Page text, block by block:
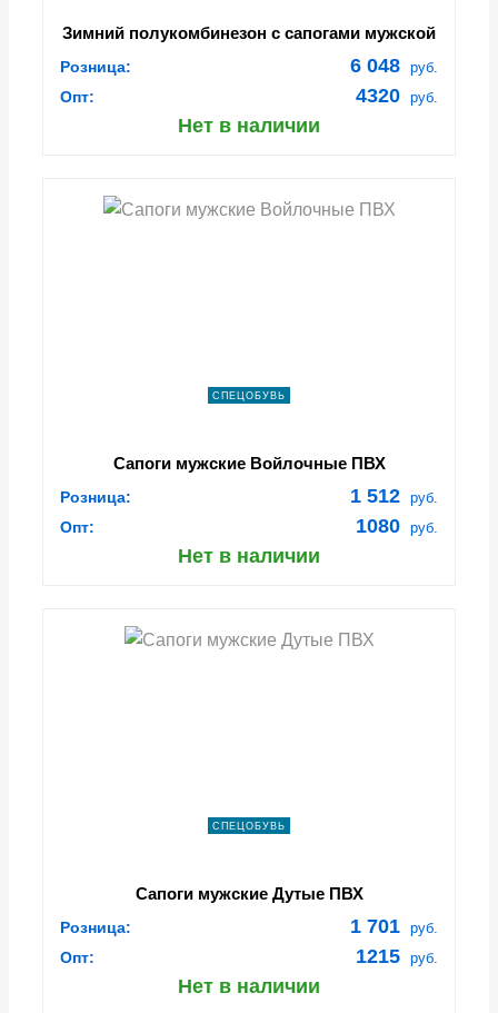
Зимний полукомбинезон с сапогами мужской
Розница: 6 048 руб.
Опт: 4320 руб.
Нет в наличии
СПЕЦОБУВЬ
Сапоги мужские Войлочные ПВХ
Розница: 1 512 руб.
Опт: 1080 руб.
Нет в наличии
СПЕЦОБУВЬ
Сапоги мужские Дутые ПВХ
Розница: 1 701 руб.
Опт: 1215 руб.
Нет в наличии